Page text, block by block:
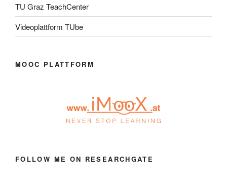
TU Graz TeachCenter
Videoplattform TUbe
MOOC PLATTFORM
FOLLOW ME ON RESEARCHGATE